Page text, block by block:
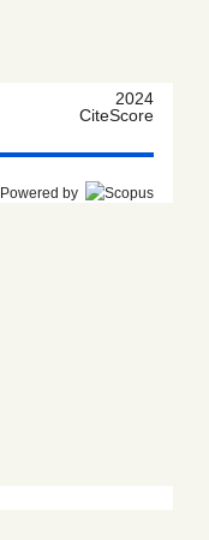
2024
CiteScore
Powered by